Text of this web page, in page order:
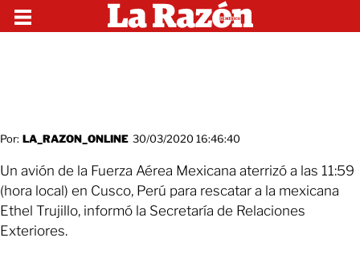
Por: LA_RAZON_ONLINE 30/03/2020 16:46:40
Un avión de la Fuerza Aérea Mexicana aterrizó a las 11:59
(hora local) en Cusco, Perú para rescatar a la mexicana
Ethel Trujillo, informó la Secretaría de Relaciones
Exteriores.